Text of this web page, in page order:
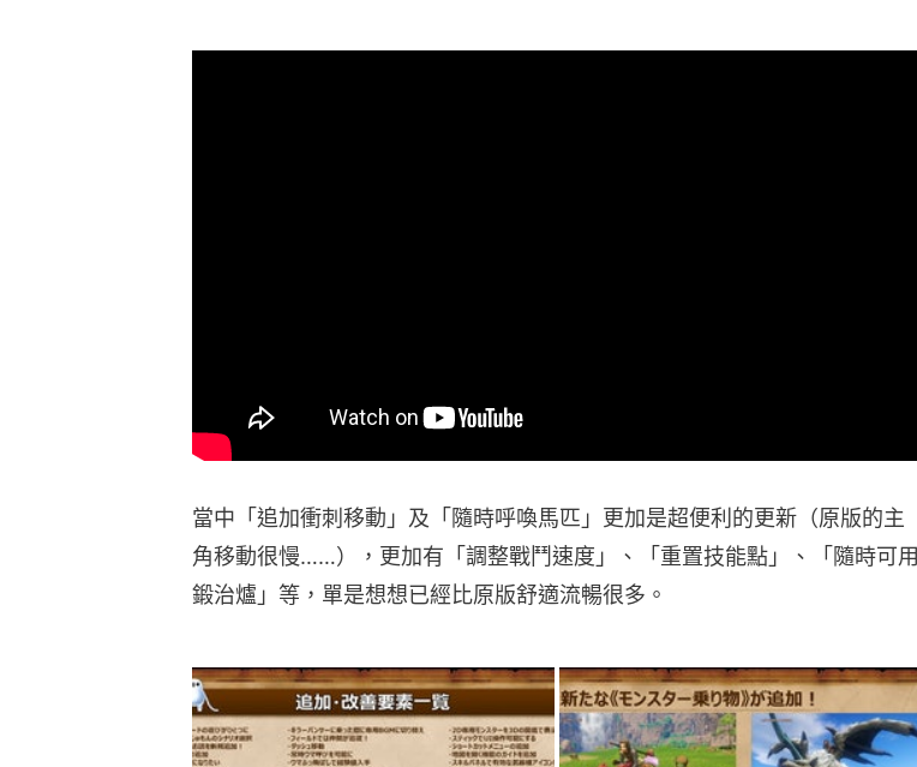
當中「追加衝刺移動」及「隨時呼喚馬匹」更加是超便利的更新（原版的主
角移動很慢……），更加有「調整戰鬥速度」、「重置技能點」、「隨時可用
鍛治爐」等，單是想想已經比原版舒適流暢很多。